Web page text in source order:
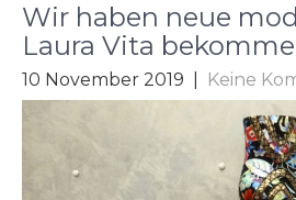
Wir haben neue
Laura Vita
10 November 2019 Keine